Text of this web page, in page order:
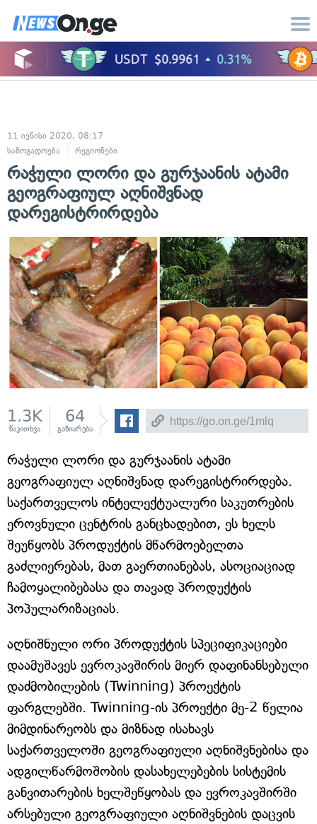
11 ივნისი 2020, 08:17
საზოგადოება
რეგიონები
რაჭული ლორი და გურჯაანის ატამი
გეოგრაფიულ აღნიშვნად
დარეგისტრირდება
1.3K
წაკითხვა
64
გაზიარება
რაჭული ლორი და გურჯაანის ატამი
გეოგრაფიულ აღნიშვნად დარეგისტრირდება.
საქართველოს ინტელექტუალური საკუთრების
ეროვნული ცენტრის განცხადებით, ეს ხელს
შეუწყობს პროდუქტის მწარმოებელთა
გაძლიერებას, მათ გაერთიანებას, ასოციაციად
ჩამოყალიბებასა და თავად პროდუქტის
პოპულარიზაციას.
აღნიშნული ორი პროდუქტის სპეციფიკაციები
დაამუშავეს ევროკავშირის მიერ დაფინანსებული
დაძმობილების (Twinning) პროექტის
ფარგლებში. Twinning-ის პროექტი მე-2 წელია
მიმდინარეობს და მიზნად ისახავს
საქართველოში გეოგრაფიული აღნიშვნებისა და
ადგილწარმოშობის დასახელებების სისტემის
განვითარების ხელშეწყობას და ევროკავშირში
არსებული გეოგრაფიული აღნიშვნების დაცვის